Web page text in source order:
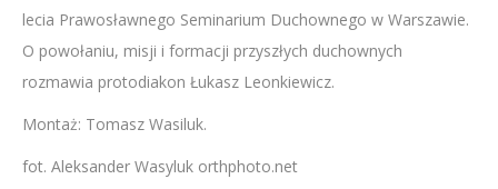
lecia Prawosławnego Seminarium Duchownego w Warszawie.
O powołaniu, misji i formacji przyszłych duchownych
rozmawia protodiakon Łukasz Leonkiewicz.
Montaż: Tomasz Wasiluk.
fot. Aleksander Wasyluk orthphoto.net